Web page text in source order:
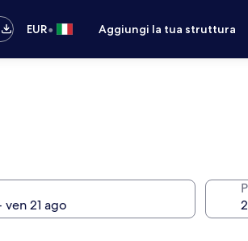
EUR• Aggiungi la tua struttura